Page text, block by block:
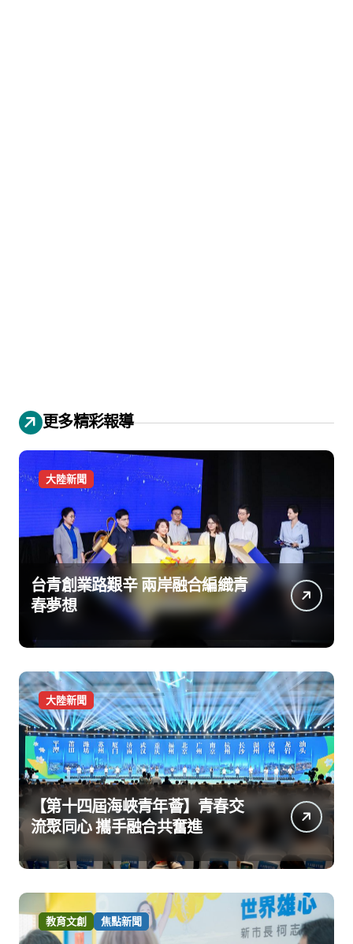
更多精彩報導
大陸新聞
台青創業路艱辛 兩岸融合編織青
春夢想
大陸新聞
【第十四屆海峽青年薈】青春交
流聚同心 攜手融合共奮進
教育文創 焦點新聞